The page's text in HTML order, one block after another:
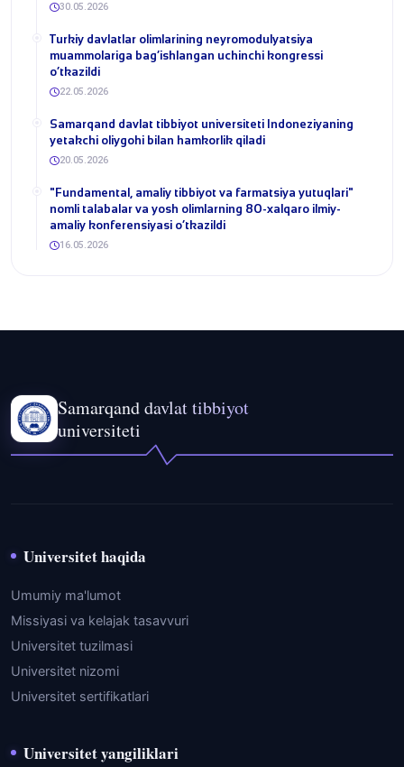
30.05.2026
​Turkiy davlatlar olimlarining neyromodulyatsiya
muammolariga bag‘ishlangan uchinchi kongressi
o‘tkazildi
22.05.2026
Samarqand davlat tibbiyot universiteti Indoneziyaning
yetakchi oliygohi bilan hamkorlik qiladi
20.05.2026
​"Fundamental, amaliy tibbiyot va farmatsiya yutuqlari"
nomli talabalar va yosh olimlarning 80-xalqaro ilmiy-
amaliy konferensiyasi o‘tkazildi
16.05.2026
Samarqand davlat tibbiyot
universiteti
Universitet haqida
Umumiy ma'lumot
Missiyasi va kelajak tasavvuri
Universitet tuzilmasi
Universitet nizomi
Universitet sertifikatlari
Universitet yangiliklari